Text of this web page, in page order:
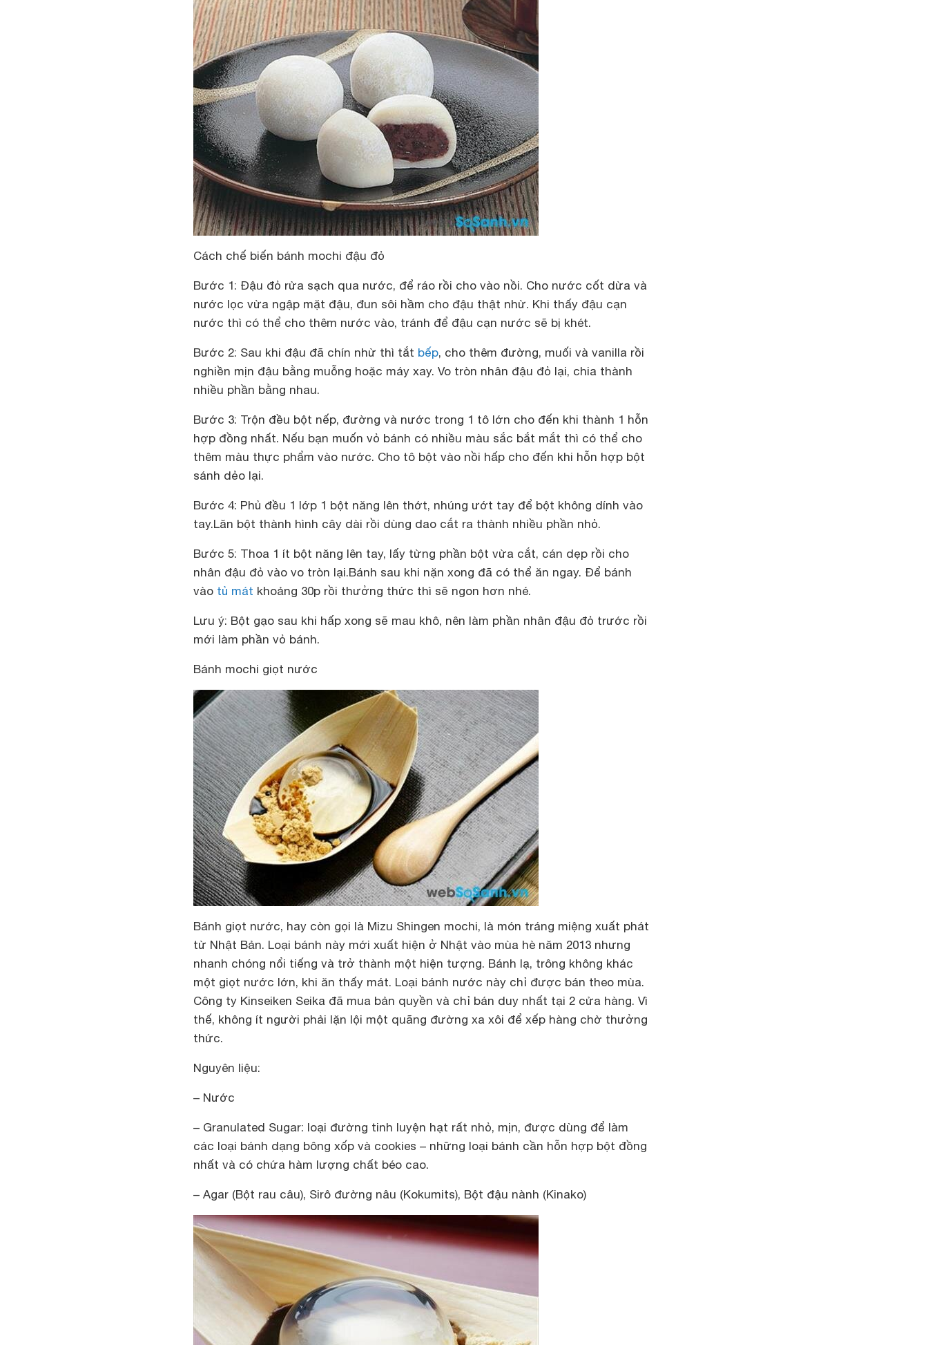
Cách chế biến bánh mochi đậu đỏ
Bước 1: Đậu đỏ rửa sạch qua nước, để ráo rồi cho vào nồi. Cho nước cốt dừa và
nước lọc vừa ngập mặt đậu, đun sôi hầm cho đậu thật nhừ. Khi thấy đậu cạn
nước thì có thể cho thêm nước vào, tránh để đậu cạn nước sẽ bị khét.
Bước 2: Sau khi đậu đã chín nhừ thì tắt bếp, cho thêm đường, muối và vanilla rồi
nghiền mịn đậu bằng muỗng hoặc máy xay. Vo tròn nhân đậu đỏ lại, chia thành
nhiều phần bằng nhau.
Bước 3: Trộn đều bột nếp, đường và nước trong 1 tô lớn cho đến khi thành 1 hỗn
hợp đồng nhất. Nếu bạn muốn vỏ bánh có nhiều màu sắc bắt mắt thì có thể cho
thêm màu thực phẩm vào nước. Cho tô bột vào nồi hấp cho đến khi hỗn hợp bột
sánh dẻo lại.
Bước 4: Phủ đều 1 lớp 1 bột năng lên thớt, nhúng ướt tay để bột không dính vào
tay.Lăn bột thành hình cây dài rồi dùng dao cắt ra thành nhiều phần nhỏ.
Bước 5: Thoa 1 ít bột năng lên tay, lấy từng phần bột vừa cắt, cán dẹp rồi cho
nhân đậu đỏ vào vo tròn lại.Bánh sau khi nặn xong đã có thể ăn ngay. Để bánh
vào tủ mát khoảng 30p rồi thưởng thức thì sẽ ngon hơn nhé.
Lưu ý: Bột gạo sau khi hấp xong sẽ mau khô, nên làm phần nhân đậu đỏ trước rồi
mới làm phần vỏ bánh.
Bánh mochi giọt nước
Bánh giọt nước, hay còn gọi là Mizu Shingen mochi, là món tráng miệng xuất phát
từ Nhật Bản. Loại bánh này mới xuất hiện ở Nhật vào mùa hè năm 2013 nhưng
nhanh chóng nổi tiếng và trở thành một hiện tượng. Bánh lạ, trông không khác
một giọt nước lớn, khi ăn thấy mát. Loại bánh nước này chỉ được bán theo mùa.
Công ty Kinseiken Seika đã mua bản quyền và chỉ bán duy nhất tại 2 cửa hàng. Vì
thế, không ít người phải lặn lội một quãng đường xa xôi để xếp hàng chờ thưởng
thức.
Nguyên liệu:
– Nước
– Granulated Sugar: loại đường tinh luyện hạt rất nhỏ, mịn, được dùng để làm
các loại bánh dạng bông xốp và cookies – những loại bánh cần hỗn hợp bột đồng
nhất và có chứa hàm lượng chất béo cao.
– Agar (Bột rau câu), Sirô đường nâu (Kokumits), Bột đậu nành (Kinako)